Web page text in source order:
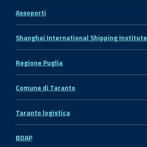
Assoporti
Shanghai International Shipping Institute
Regione Puglia
Comune di Taranto
Taranto logistica
BDAP